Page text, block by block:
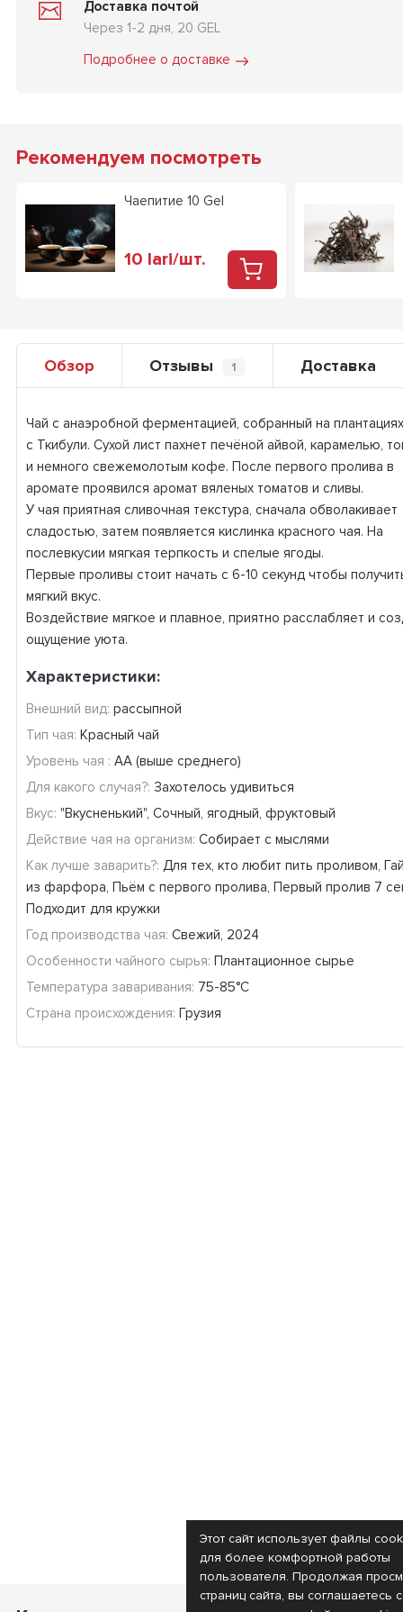
Этот сайт использует файлы
для более комфортной работы
пользователя. Продолжая
страниц сайта, вы соглашаетесь с
Доставка почтой
Через 1-2 дня, 20 GEL
Подробнее о доставке
Рекомендуем посмотреть
Чаепитие 10 Gel
10 lari/шт.
Обзор Отзывы 1 Доставка
Чай с анаэробной ферментацией, собранный на
с Ткибули. Сухой лист пахнет печёной айвой, карамелью,
и немного свежемолотым кофе. После первого пролива в
аромате проявился аромат вяленых томатов и сливы.
У чая приятная сливочная текстура, сначала обволакивает
сладостью, затем появляется кислинка красного чая. На
послевкусии мягкая терпкость и спелые ягоды.
Первые проливы стоит начать с 6-10 секунд чтобы
мягкий вкус.
Воздействие мягкое и плавное, приятно расслабляет и
ощущение уюта.
Характеристики:
Внешний вид:рассыпной
Тип чая: Красный чай
Уровень чая :АА (выше среднего)
Для какого случая?: Захотелось удивиться
Вкус: "Вкусненький", Сочный, ягодный, фруктовый
Действие чая на организм:Собирает с мыслями
Как лучше заварить?:Для тех, кто любит пить проливом,
из фарфора, Пьём с первого пролива, Первый пролив 7
Подходит для кружки
Год производства чая:Свежий, 2024
Особенности чайного сырья: Плантационное сырье
Температура заваривания: 75-85°С
Страна происхождения: Грузия